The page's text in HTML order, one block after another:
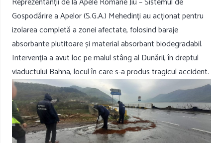
Gospodărire a Apelor (S.G.A.) Mehedinți au acționat pentru
izolarea completă a zonei afectate, folosind baraje
absorbante plutitoare și material absorbant biodegradabil.
Intervenția a avut loc pe malul stâng al Dunării, în dreptul
viaductului Bahna, locul în care s-a produs tragicul accident.